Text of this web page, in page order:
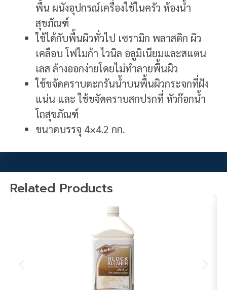
พื้น ผนังอุปกรณ์เครื่องใช้ในครัว ห้องน้ำ
สุขภัณฑ์
ใช้ได้กับพื้นผิวทั่วไป เซรามิก พลาสติก ผิว
เคลือบ โฟไมก้า ไวนิล อลูมิเนียมและสแตน
เลส ล้างออกง่ายโดยไม่ทำลายพื้นผิว
ใช้ขจัดคราบตะกรันน้ำบนพื้นผิวกระจกที่ฝัง
แน่น และ ใช้ขจัดคราบสกปรกที่ หัวก๊อกน้ำ
โถสุขภัณฑ์
ขนาดบรรจุ 4×4.2 กก.
Related Products